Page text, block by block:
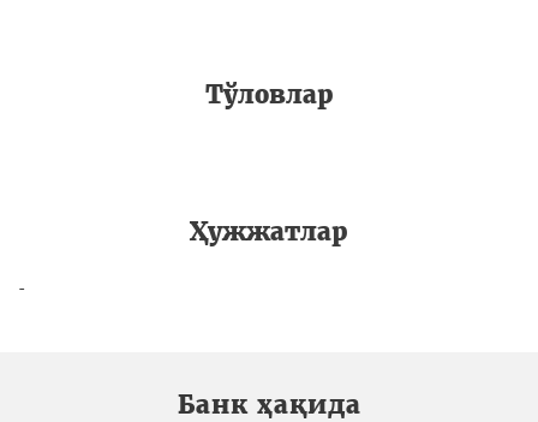
Тўловлар
Ҳужжатлар
-
Банк ҳақида